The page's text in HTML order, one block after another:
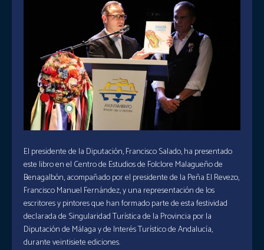
El presidente de la Diputación, Francisco Salado, ha presentado
este libro en el Centro de Estudios de Folclore Malagueño de
Benagalbón, acompañado por el presidente de la Peña El Revezo,
Francisco Manuel Fernández, y una representación de los
escritores y pintores que han formado parte de esta festividad
declarada de Singularidad Turística de la Provincia por la
Diputación de Málaga y de Interés Turístico de Andalucía,
durante veintisiete ediciones.